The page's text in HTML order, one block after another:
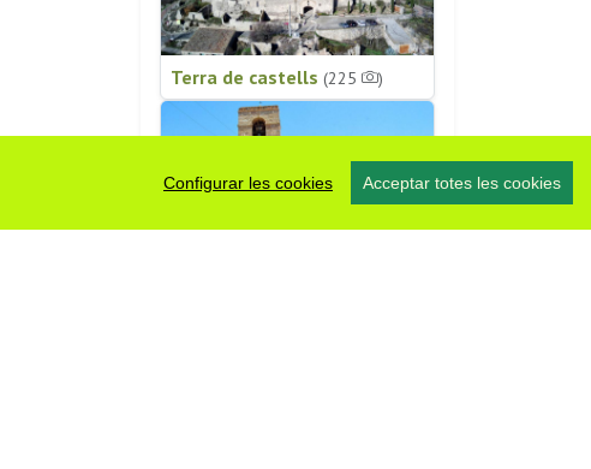
Configurar les cookies Acceptar totes les cookies
Terra de castells (225 )